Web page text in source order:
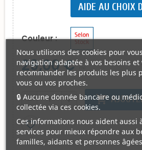
AIDE AU CHOIX
Couleur :
29,00 €
remove add shopping_cart
favorite_border
Nous utilisons des cookies pour
navigation adaptée à vos besoins et
recommander les produits les plus
vous ou vos proches.
🔒 Aucune donnée bancaire ou
collectée via ces cookies.
Ces informations nous aident aussi
services pour mieux répondre aux
familles, aidants et personnes